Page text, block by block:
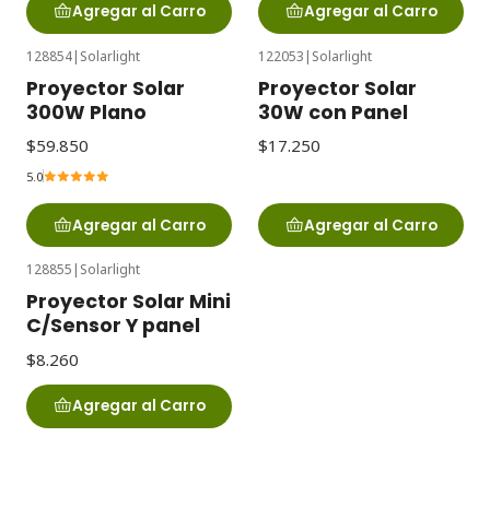
Agregar al Carro Agregar al Carro
128854| Solarlight
Proyector Solar
300W Plano
$59.850
5.0
Agregar al Carro
122053 | Solarlight
Proyector Solar
30W con Panel
$17.250
Agregar al Carro
128855 | Solarlight
Proyector Solar Mini
C/Sensor Y panel
$8.260
Agregar al Carro